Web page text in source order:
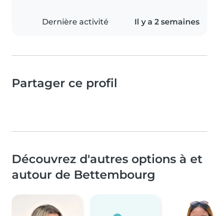
Dernière activité Il y a 2 semaines
Partager ce profil
Découvrez d'autres options à et
autour de Bettembourg